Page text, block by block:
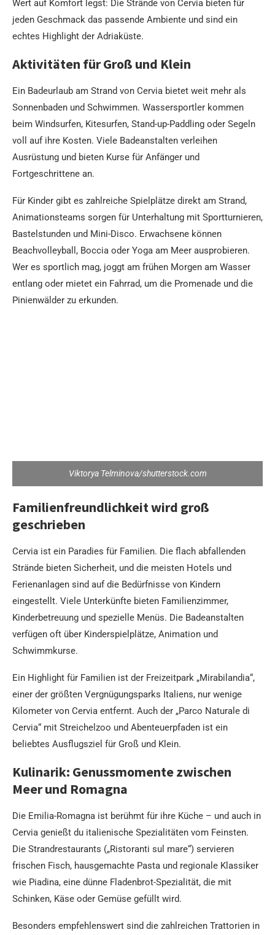
Wert auf Komfort legst: Die Strände von Cervia bieten für
jeden Geschmack das passende Ambiente und sind ein
echtes Highlight der Adriaküste.
Aktivitäten für Groß und Klein
Ein Badeurlaub am Strand von Cervia bietet weit mehr als
Sonnenbaden und Schwimmen. Wassersportler kommen
beim Windsurfen, Kitesurfen, Stand-up-Paddling oder Segeln
voll auf ihre Kosten. Viele Badeanstalten verleihen
Ausrüstung und bieten Kurse für Anfänger und
Fortgeschrittene an.
Für Kinder gibt es zahlreiche Spielplätze direkt am Strand,
Animationsteams sorgen für Unterhaltung mit Sportturnieren,
Bastelstunden und Mini-Disco. Erwachsene können
Beachvolleyball, Boccia oder Yoga am Meer ausprobieren.
Wer es sportlich mag, joggt am frühen Morgen am Wasser
entlang oder mietet ein Fahrrad, um die Promenade und die
Pinienwälder zu erkunden.
Viktorya Telminova/shutterstock.com
Familienfreundlichkeit wird groß
geschrieben
Cervia ist ein Paradies für Familien. Die flach abfallenden
Strände bieten Sicherheit, und die meisten Hotels und
Ferienanlagen sind auf die Bedürfnisse von Kindern
eingestellt. Viele Unterkünfte bieten Familienzimmer,
Kinderbetreuung und spezielle Menüs. Die Badeanstalten
verfügen oft über Kinderspielplätze, Animation und
Schwimmkurse.
Ein Highlight für Familien ist der Freizeitpark „Mirabilandia“,
einer der größten Vergnügungsparks Italiens, nur wenige
Kilometer von Cervia entfernt. Auch der „Parco Naturale di
Cervia“ mit Streichelzoo und Abenteuerpfaden ist ein
beliebtes Ausflugsziel für Groß und Klein.
Kulinarik: Genussmomente zwischen
Meer und Romagna
Die Emilia-Romagna ist berühmt für ihre Küche – und auch in
Cervia genießt du italienische Spezialitäten vom Feinsten.
Die Strandrestaurants („Ristoranti sul mare“) servieren
frischen Fisch, hausgemachte Pasta und regionale Klassiker
wie Piadina, eine dünne Fladenbrot-Spezialität, die mit
Schinken, Käse oder Gemüse gefüllt wird.
Besonders empfehlenswert sind die zahlreichen Trattorien in